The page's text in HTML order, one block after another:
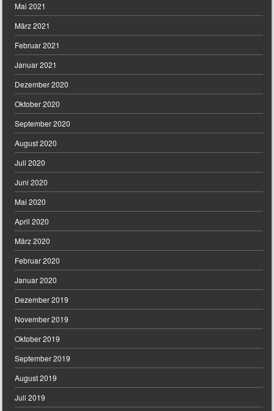
Mai 2021
März 2021
Februar 2021
Januar 2021
Dezember 2020
Oktober 2020
September 2020
August 2020
Juli 2020
Juni 2020
Mai 2020
April 2020
März 2020
Februar 2020
Januar 2020
Dezember 2019
November 2019
Oktober 2019
September 2019
August 2019
Juli 2019